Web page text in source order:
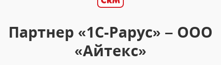
Партнер «1С-Рарус» – ООО
«Айтекс»